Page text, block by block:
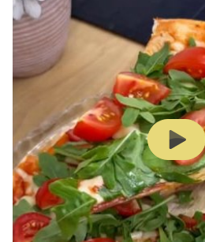
Play